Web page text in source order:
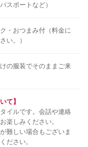
スポートなど）
・おつまみ付（料金に
い。）
の服装でそのままご来
て】
イルです。会話や連絡
楽しみください。
難しい場合もございま
ださい。